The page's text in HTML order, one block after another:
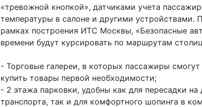
«тревожной кнопкой», датчиками учета
температуры в салоне и другими устройствами.
рамках построения ИТС Москвы, «Безопасные
времени будут курсировать по маршрутам
- Торговые галереи, в которых пассажиры
купить товары первой необходимости;
- 2 этажа парковки, удобны как для пересадки на
транспорта, так и для комфортного шопинга в